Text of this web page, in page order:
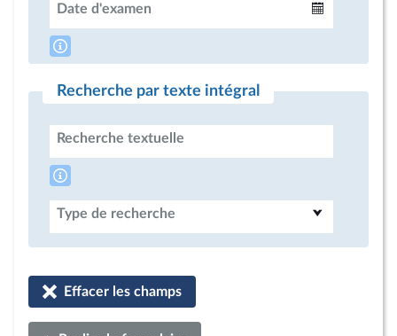
Date d'examen
Recherche par texte intégral
Recherche textuelle
Type de recherche
Effacer les champs